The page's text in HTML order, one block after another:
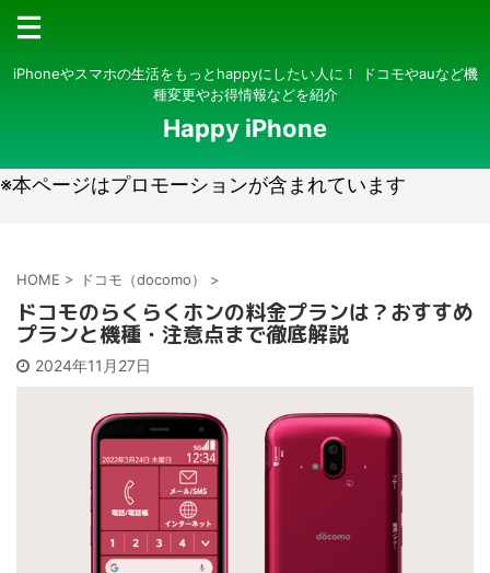
iPhoneやスマホの生活をもっとhappyにしたい人に！ ドコモやauなど機
種変更やお得情報などを紹介
Happy iPhone
※本ページはプロモーションが含まれています
HOME > ドコモ（docomo） >
ドコモのらくらくホンの料金プランは？おすすめ
プランと機種・注意点まで徹底解説
2024年11月27日